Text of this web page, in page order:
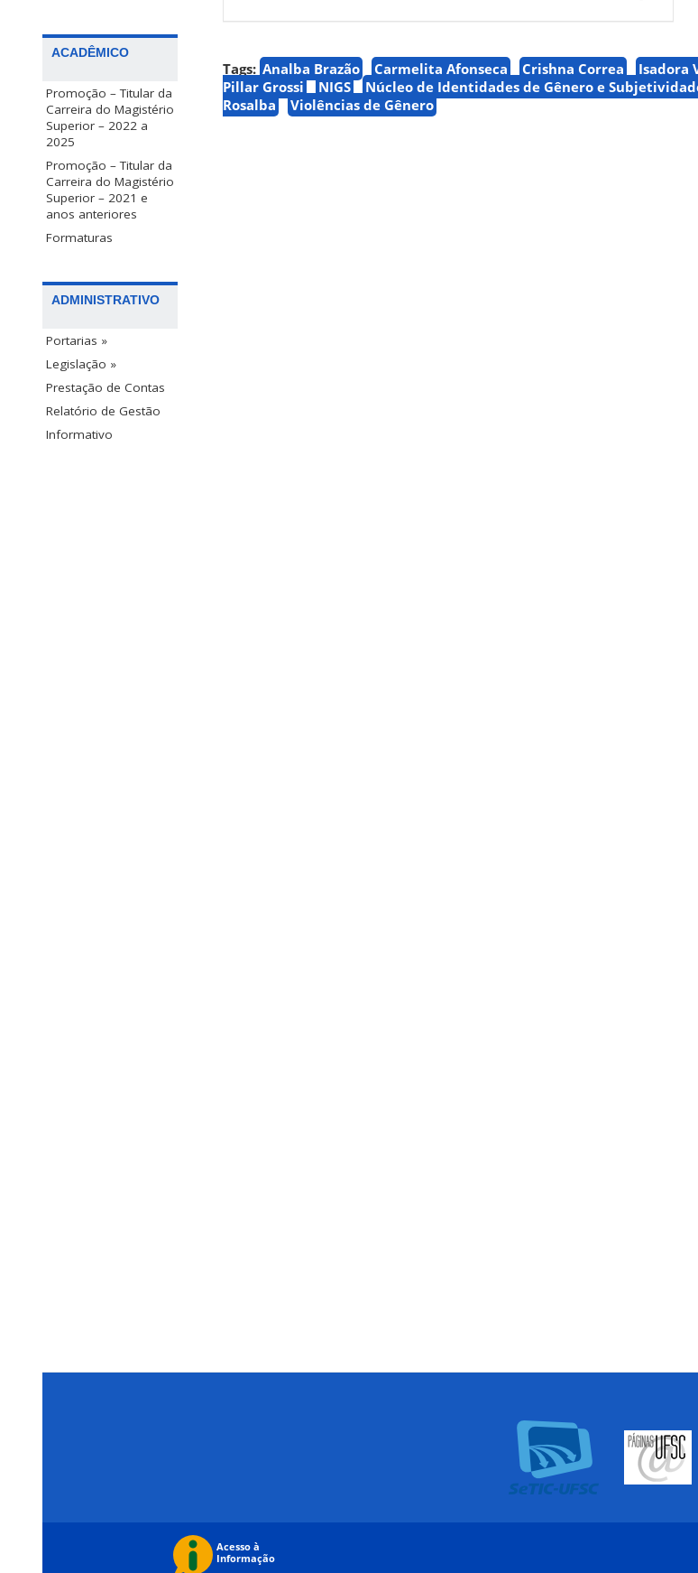
ACADÊMICO
Promoção – Titular da
Carreira do Magistério
Superior – 2022 a
2025
Promoção – Titular da
Carreira do Magistério
Superior – 2021 e
anos anteriores
Formaturas
ADMINISTRATIVO
Portarias »
Legislação »
Prestação de Contas
Relatório de Gestão
Informativo
Tags: Analba Brazão Carmelita Afonseca Crishna Correa Isadora
Pillar Grossi
NIGS Núcleo de Identidades de Gênero e
Rosalba
Violências de Gênero